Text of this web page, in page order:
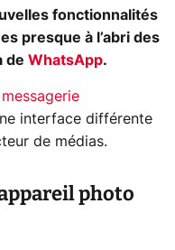
fonctionnalités
presque à l’abri des
de WhatsApp.
interface différente
de médias.
photo